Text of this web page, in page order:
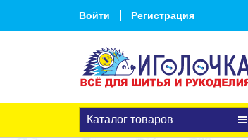
Войти Регистрация
Каталог товаров